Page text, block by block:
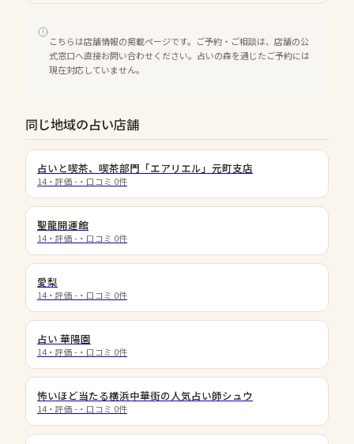
こちらは店舗情報の掲載ページです。ご予約・ご相談は、店舗の公
式窓口へ直接お問い合わせください。占いの森を通じたご予約には
現在対応していません。
同じ地域の占い店舗
占いと喫茶、喫茶部門「エアリエル」元町支店
14 ・評価 - ・口コミ 0件
聖龍開運館
14 ・評価 - ・口コミ 0件
愛梨
14 ・評価 - ・口コミ 0件
占い 華陽園
14 ・評価 - ・口コミ 0件
怖いほど当たる横浜中華街の人気占い師シュウ
14 ・評価 - ・口コミ 0件